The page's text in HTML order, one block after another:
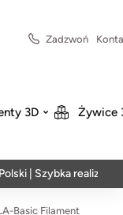
Zadzwoń
3D Żywice
realizacja w 24h
Basic Filament